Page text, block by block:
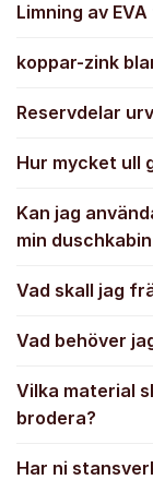
Limning av
koppar-zink
Reservdelar
Hur mycket ull
Kan jag
min
Vad skall jag
Vad behöver
Vilka material
brodera?
Har ni